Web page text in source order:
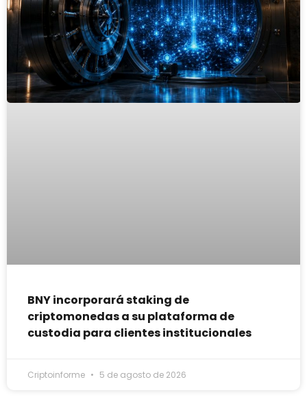
BNY incorporará staking de
criptomonedas a su plataforma de
custodia para clientes institucionales
Criptoinforme 5 de agosto de 2026